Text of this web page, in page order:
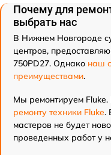
Почему для
выбрать нас
В Нижнем Новгороде
центров,
750PD27. Однако наш
преимуществами.
Мы ремонтируем
ремонту техники Fluke.
мастеров не будет
проведенных работ у